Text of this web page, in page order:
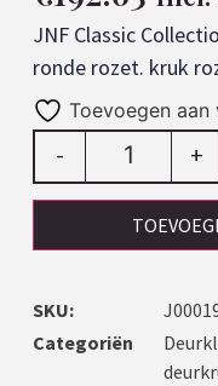
JNF Classic
ronde rozet. kruk
Toevoegen aan
- +
SKU:
Categoriën